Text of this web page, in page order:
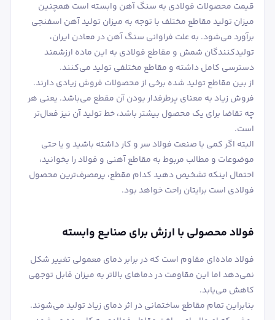
قیمت محصولات فولادی به سنگ آهن وابسته است همچنین
میزان تولید مقاطع مختلف با توجه به میزان تولید آهن اسفنجی
برآورد می‌شود. به علت فراوانی سنگ آهن در معادن ایران،
تولیدکنندگان شمش و مقاطع فولادی به این ماده ارزشمند
دسترسی کامل داشته و مقاطع مختلفی تولید می‌کنند.
از بین مقاطع تولید شده برخی از محصولات فروش زیادی دارند.
فروش زیاد به معنای پرطرفدار بودن آن مقطع می‌باشد. یعنی هر
چه تقاضا برای یک محصول بیشتر باشد، خط تولید آن نیز فعال‌تر
است.
البته اگر کمی با صنعت فولاد سر و کار داشته باشید و یا حتی
موضوعات و مطالب مربوط به مقاطع آهنی و فولاد را بخوانید،
احتمال اینکه تشخیص دهید کدام مقطع، پرمصرف‌ترین محصول
فولادی است برایتان راحت خواهد بود.
فولاد محصولی با ارزش برای صنایع وابسته
فولاد ماده‌ای مقاوم است که در برابر دمای معمولی تغییر شکل
نمی‌دهد اما این مقاومت در دماهای بالاتر به میزان قابل توجهی
کاهش می‌یابد.
بنابراین تمام مقاطع ساختمانی در اثر دمای زیاد تولید می‌شوند.